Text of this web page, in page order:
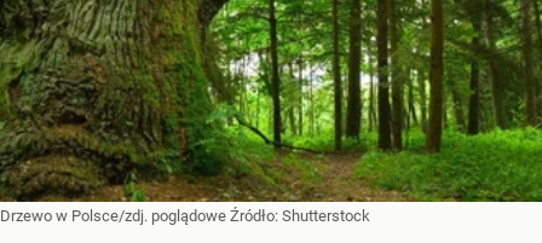
Drzewo w Polsce/zdj. poglądowe Źródło: Shutterstock